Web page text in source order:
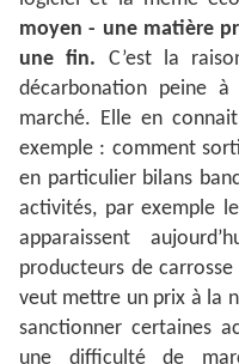
moyen - une matière
une fin. C’est la
décarbonation peine
marché. Elle en
exemple : comment
en particulier bilans
activités, par exemple
apparaissent
producteurs de
veut mettre un prix à la
sanctionner certaines
une difficulté de